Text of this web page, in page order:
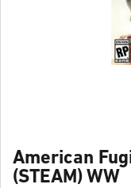
American
(STEAM) WW